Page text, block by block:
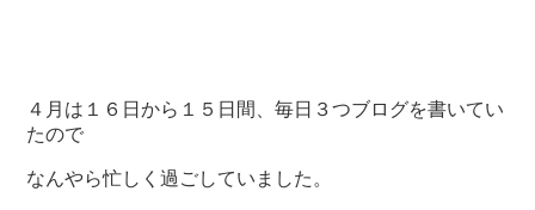
４月は１６日から１５日間、毎日３つブログを書いてい
たので
なんやら忙しく過ごしていました。